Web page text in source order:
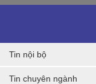
Tin nội bộ
Tin chuyên ngành